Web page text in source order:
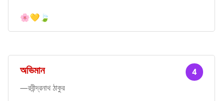
🌸💛🍃
4
অভিমান
—রবীন্দ্রনাথ ঠাকুর